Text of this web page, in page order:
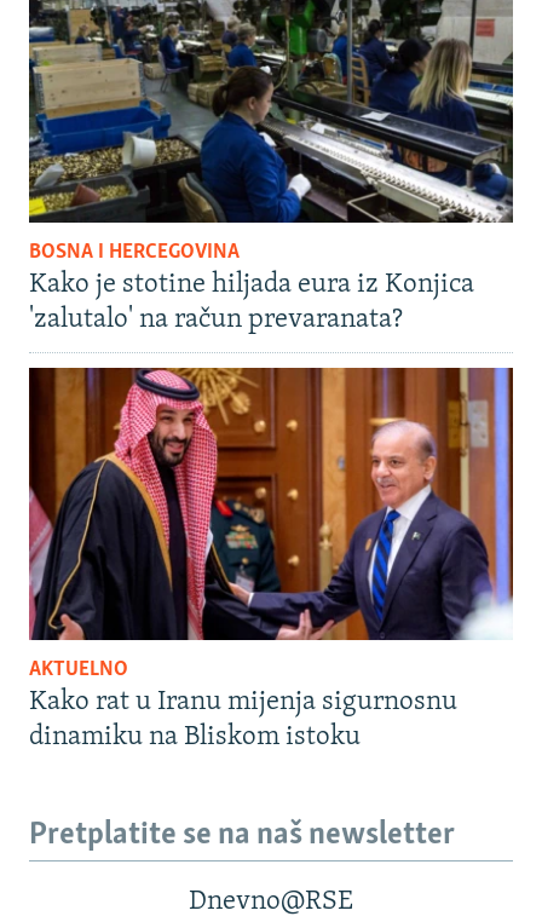
BOSNA I HERCEGOVINA
Kako je stotine hiljada eura iz Konjica
'zalutalo' na račun prevaranata?
AKTUELNO
Kako rat u Iranu mijenja sigurnosnu
dinamiku na Bliskom istoku
Pretplatite se na naš newsletter
Dnevno@RSE